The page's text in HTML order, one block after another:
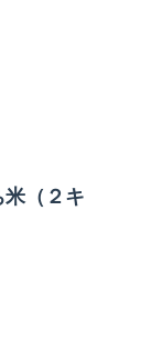
（２キ